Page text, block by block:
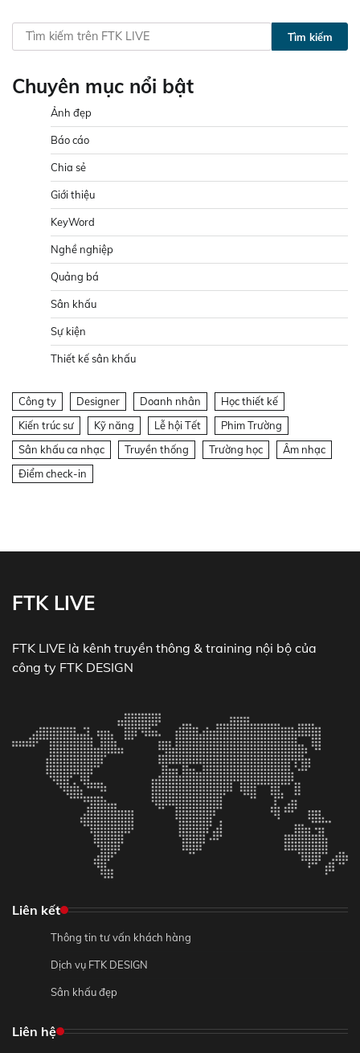
Tìm kiếm
Chuyên mục nổi bật
Ảnh đẹp
Báo cáo
Chia sẻ
Giới thiệu
KeyWord
Nghề nghiệp
Quảng bá
Sân khấu
Sự kiện
Thiết kế sân khấu
Công ty Designer Doanh nhân
Học thiết kế
Kiến trúc sư
Kỹ năng Lễ hội Tết
Phim Trường
Sân khấu ca nhạc
Truyền thống Trường học
Âm nhạc
Điểm check-in
FTK LIVE
FTK LIVE là kênh truyền thông & training nội bộ của
công ty FTK DESIGN
Liên kết
Thông tin tư vấn khách hàng
Dịch vụ FTK DESIGN
Sân khấu đẹp
Liên hệ